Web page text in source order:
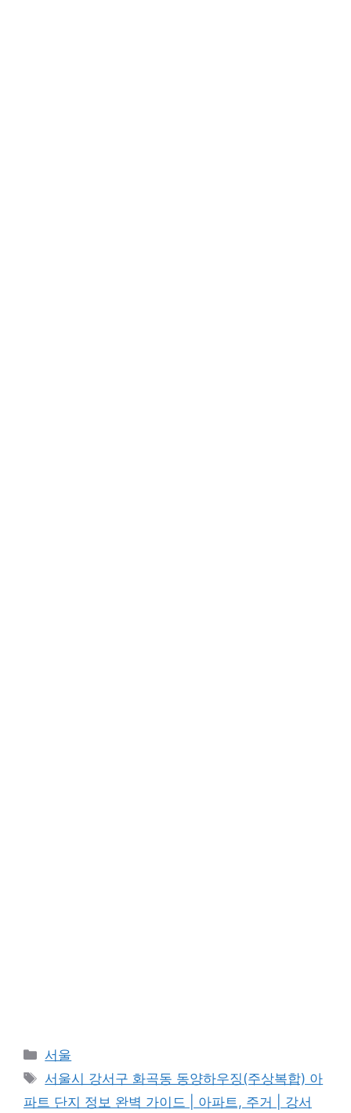
Categories
서울
Tags
서울시 강서구 화곡동 동양하우징(주상복합) 아
파트 단지 정보 완벽 가이드 | 아파트, 주거 | 강서